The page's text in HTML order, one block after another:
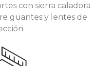
con sierra caladora
guantes y lentes de